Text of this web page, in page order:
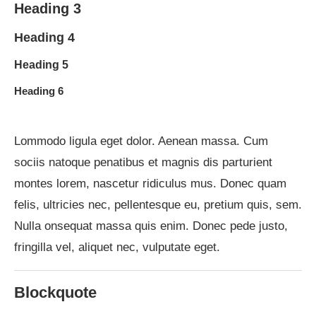
Heading 3
Heading 4
Heading 5
Heading 6
Lommodo ligula eget dolor. Aenean massa. Cum
sociis natoque penatibus et magnis dis parturient
montes lorem, nascetur ridiculus mus. Donec quam
felis, ultricies nec, pellentesque eu, pretium quis, sem.
Nulla onsequat massa quis enim. Donec pede justo,
fringilla vel, aliquet nec, vulputate eget.
Blockquote